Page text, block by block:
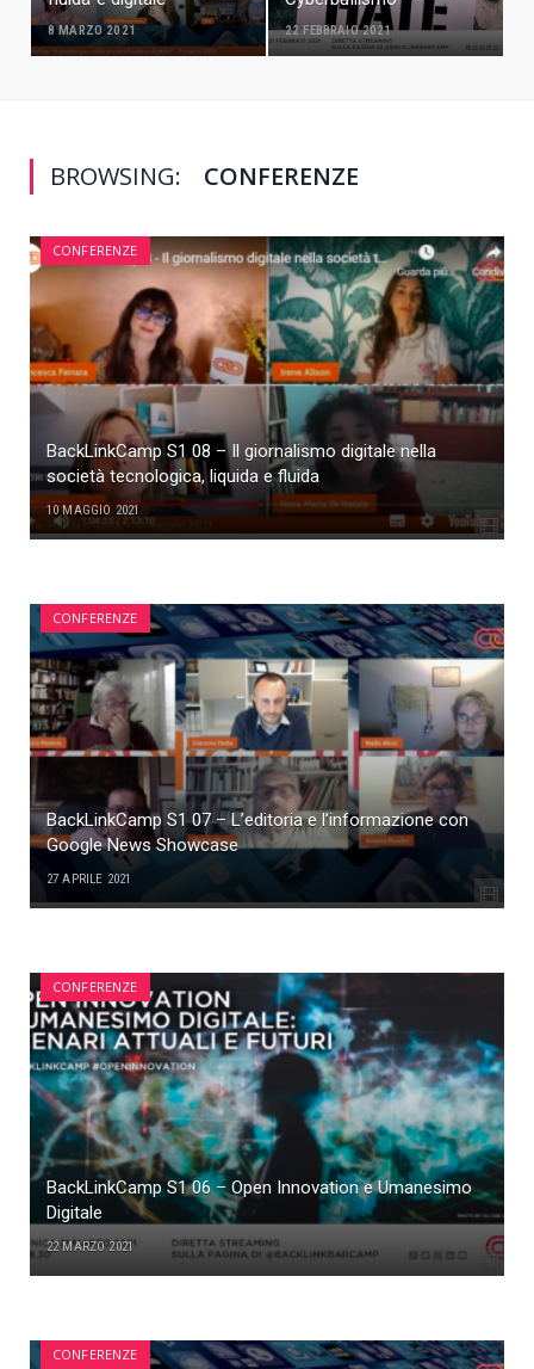
8 MARZO 2021 22 FEBBRAIO 2021
BROWSING: CONFERENZE
CONFERENZE
BackLinkCamp S1 08 – Il giornalismo digitale nella
società tecnologica, liquida e fluida
10 MAGGIO 2021
CONFERENZE
BackLinkCamp S1 07 – L’editoria e l’informazione con
Google News Showcase
27 APRILE 2021
CONFERENZE
BackLinkCamp S1 06 – Open Innovation e Umanesimo
Digitale
22 MARZO 2021
CONFERENZE